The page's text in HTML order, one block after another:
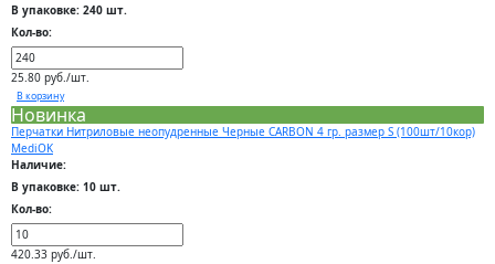
В упаковке: 240 шт.
Кол-во:
25.80 руб./шт.
В корзину
Новинка
Перчатки Нитриловые неопудренные Черные CARBON 4 гр. размер S (100шт/10кор)
MediOK
Наличие:
В упаковке: 10 шт.
Кол-во:
420.33 руб./шт.